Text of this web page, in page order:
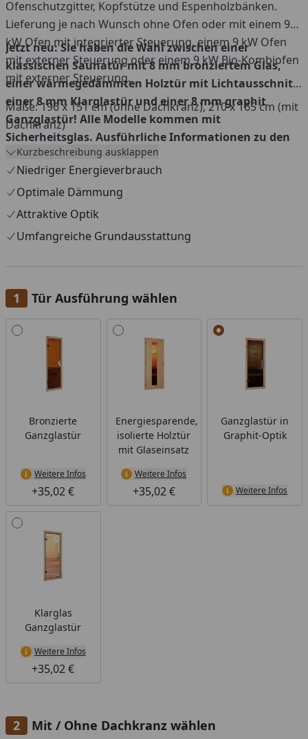
Ofenschutzgitter, Kopfstütze und Espenholzbänken.
Lieferung je nach Wunsch ohne Ofen oder mit einem 9
kW Ofen mit integrierter Steuerung, einem 9 kW Ofen
mit externer Steuerung oder einem 9 kW Bio-Kombiofen
mit externer Steuerung.
Jetzt neu: Sie haben die Wahl zwischen einer
klassischen Saunatür mit 8 mm bronziertem Glas,
einer wärmegedämmten Holztür mit Lichtausschnitt,
einer 8 mm Klarglastür und einer 8 mm graphit
Ganzglastür! Alle Modelle kommen mit
Sicherheitsglas. Ausführliche Informationen zu den
Türmodellen erhalten Siehier
Maße: 196 x 151 cm (ohne Dachkranz), 210 x 165 cm (mit
Dachkranz)
Kurzbeschreibung ausklappen
Niedriger Energieverbrauch
Optimale Dämmung
Attraktive Optik
Umfangreiche Grundausstattung
Tür Ausführung wählen
Alle anzeigen (4)
Bronzierte
Ganzglastür
Weitere Infos
+35,02 €
Energiesparende,
isolierte Holztür
mit Glaseinsatz
Weitere Infos
+35,02 €
Ganzglastür in
Graphit-Optik
Weitere Infos
Klarglas
Ganzglastür
Weitere Infos
+35,02 €
Mit / Ohne Dachkranz wählen